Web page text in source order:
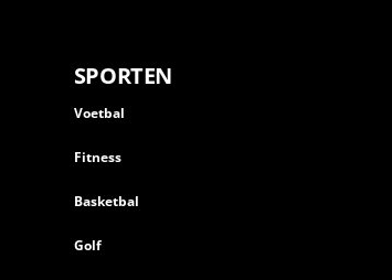
SPORTEN
Voetbal
Fitness
Basketbal
Golf